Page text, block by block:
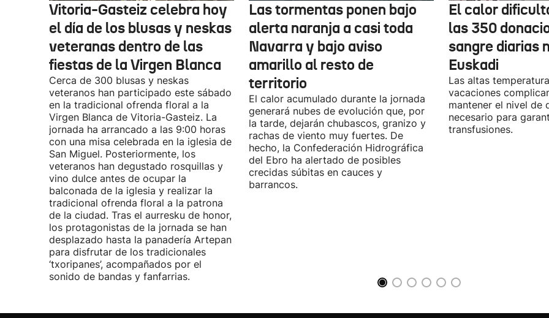
Vitoria-Gasteiz celebra hoy
el día de los blusas y neskas
veteranas dentro de las
fiestas de la Virgen Blanca
Cerca de 300 blusas y neskas
veteranos han participado este sábado
en la tradicional ofrenda floral a la
Virgen Blanca de Vitoria-Gasteiz. La
jornada ha arrancado a las 9:00 horas
con una misa celebrada en la iglesia de
San Miguel. Posteriormente, los
veteranos han degustado rosquillas y
vino dulce antes de ocupar la
balconada de la iglesia y realizar la
tradicional ofrenda floral a la patrona
de la ciudad. Tras el aurresku de honor,
los protagonistas de la jornada se han
desplazado hasta la panadería Artepan
para disfrutar de los tradicionales
‘txoripanes’, acompañados por el
sonido de bandas y fanfarrias.
Las tormentas ponen bajo
alerta naranja a casi toda
Navarra y bajo aviso
amarillo al resto de
territorio
El calor acumulado durante la jornada
generará nubes de evolución que, por
la tarde, dejarán chubascos, granizo y
rachas de viento muy fuertes. De
hecho, la Confederación Hidrográfica
del Ebro ha alertado de posibles
crecidas súbitas en cauces y
barrancos.
El calor
las 350
sangre diarias
Euskadi
Las altas
vacaciones
mantener el nivel de
necesario para
transfusiones.